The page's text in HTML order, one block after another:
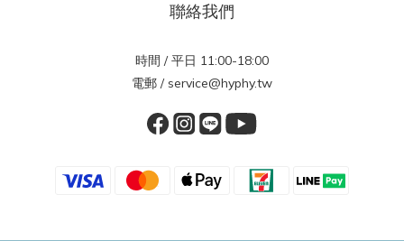
聯絡我們
時間 / 平日 11:00-18:00
電郵 / service@hyphy.tw